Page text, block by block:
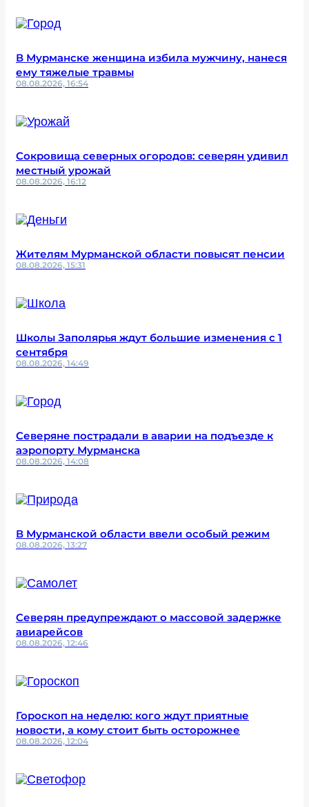
В Мурманске женщина избила мужчину, нанеся
ему тяжелые травмы
08.08.2026, 16:54
Сокровища северных огородов: северян удивил
местный урожай
08.08.2026, 16:12
Жителям Мурманской области повысят пенсии
08.08.2026, 15:31
Школы Заполярья ждут большие изменения с 1
сентября
08.08.2026, 14:49
Северяне пострадали в аварии на подъезде к
аэропорту Мурманска
08.08.2026, 14:08
В Мурманской области ввели особый режим
08.08.2026, 13:27
Северян предупреждают о массовой задержке
авиарейсов
08.08.2026, 12:46
Гороскоп на неделю: кого ждут приятные
новости, а кому стоит быть осторожнее
08.08.2026, 12:04